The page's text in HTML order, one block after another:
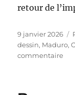
retour de
Publié
le
9 janvier 2026
dessin, Maduro,
commentairesur